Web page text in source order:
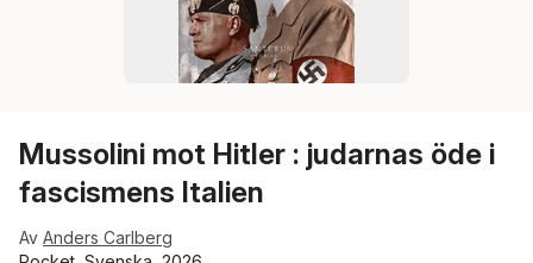
Mussolini mot Hitler : judarnas öde i
fascismens Italien
Av Anders Carlberg